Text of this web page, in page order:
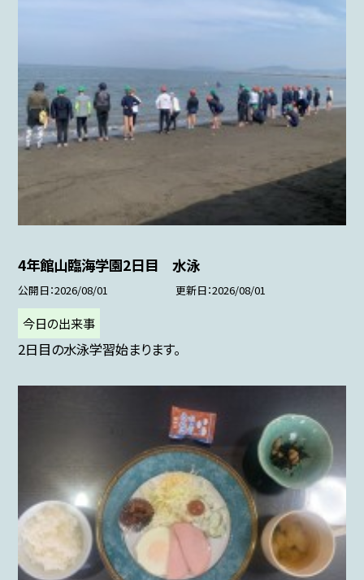
4年館山臨海学園2日目 水泳
公開日 2026/08/01 更新日 2026/08/01
今日の出来事
2日目の水泳学習始まります。